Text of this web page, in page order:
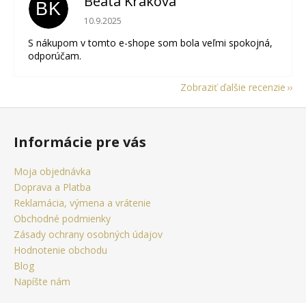
BK Hodnotenie obchodu je 5 z 5 hviezdičiek.
10.9.2025
S nákupom v tomto e-shope som bola veľmi spokojná,
odporúčam.
Zobraziť ďalšie recenzie
Informácie pre vás
Moja objednávka
Doprava a Platba
Reklamácia, výmena a vrátenie
Obchodné podmienky
Zásady ochrany osobných údajov
Hodnotenie obchodu
Blog
Napíšte nám